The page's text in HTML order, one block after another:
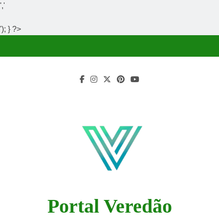
','
'); } ?>
Portal Veredão